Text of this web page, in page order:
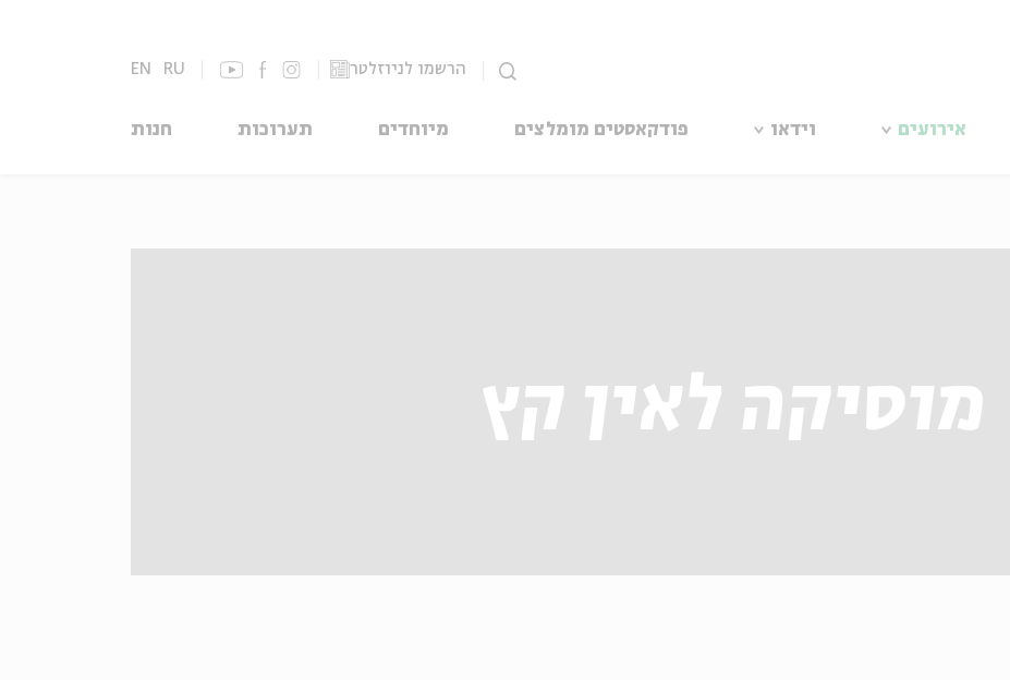
הרשמו לניוזלטר EN RU
אירועים וידאו פודקאסטים מומלצים מיוחדים תערוכות חנות
מוסיקה לאין קץ